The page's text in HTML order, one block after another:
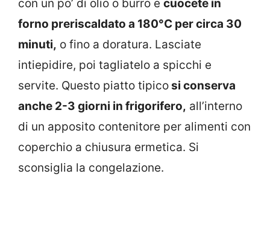
con un po’ di olio o burro e cuocete in
forno preriscaldato a 180°C per circa 30
minuti, o fino a doratura. Lasciate
intiepidire, poi tagliatelo a spicchi e
servite. Questo piatto tipicosi conserva
anche 2-3 giorni in frigorifero, all’interno
di un apposito contenitore per alimenti con
coperchio a chiusura ermetica. Si
sconsiglia la congelazione.